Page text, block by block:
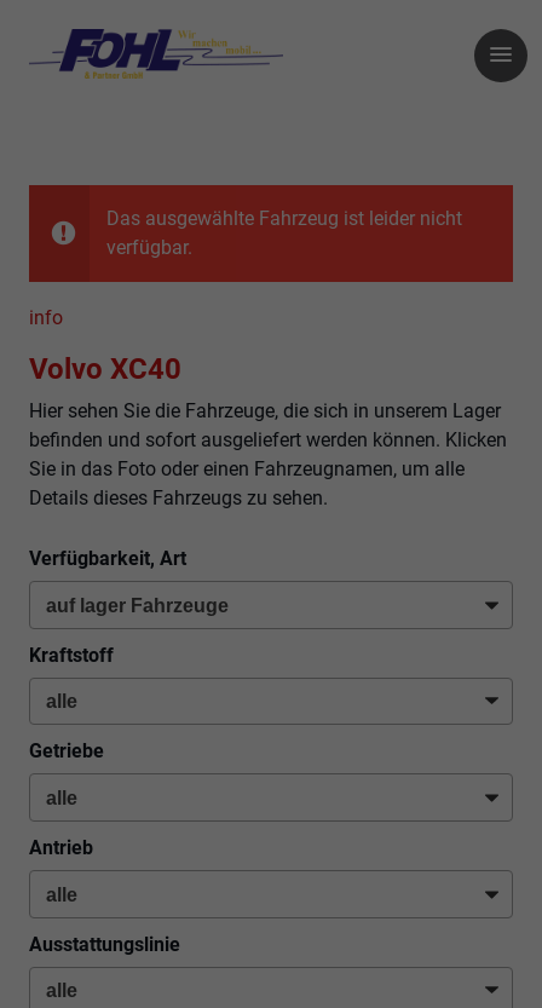
Das ausgewählte Fahrzeug ist leider nicht
verfügbar.
info
Volvo XC40
Hier sehen Sie die Fahrzeuge, die sich in unserem Lager
befinden und sofort ausgeliefert werden können. Klicken
Sie in das Foto oder einen Fahrzeugnamen, um alle
Details dieses Fahrzeugs zu sehen.
Verfügbarkeit, Art
Kraftstoff
Getriebe
Antrieb
Ausstattungslinie